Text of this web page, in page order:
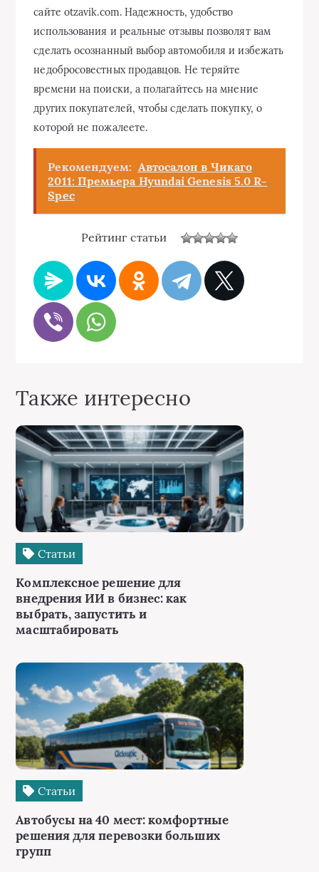
сайте otzavik.com. Надежность, удобство
использования и реальные отзывы позволят вам
сделать осознанный выбор автомобиля и избежать
недобросовестных продавцов. Не теряйте
времени на поиски, а полагайтесь на мнение
других покупателей, чтобы сделать покупку, о
которой не пожалеете.
Рекомендуем: Автосалон в Чикаго
2011: Премьера Hyundai Genesis 5.0 R-
Spec
Рейтинг статьи
Также интересно
Статьи
Комплексное решение для
внедрения ИИ в бизнес: как
выбрать, запустить и
масштабировать
Статьи
Автобусы на 40 мест: комфортные
решения для перевозки больших
групп